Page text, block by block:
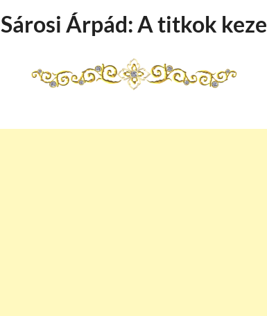
Sárosi Árpád: A titkok keze